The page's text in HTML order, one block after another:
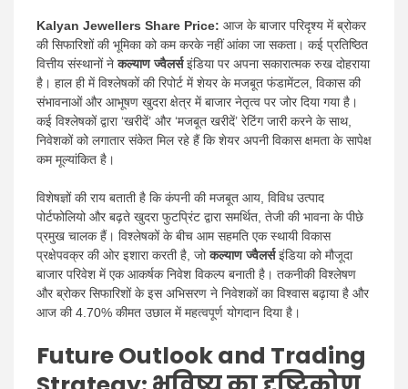
Kalyan Jewellers Share Price: आज के बाजार परिदृश्य में ब्रोकर
की सिफारिशों की भूमिका को कम करके नहीं आंका जा सकता। कई प्रतिष्ठित
वित्तीय संस्थानों नेकल्याण ज्वैलर्सइंडिया पर अपना सकारात्मक रुख दोहराया
है। हाल ही में विश्लेषकों की रिपोर्ट में शेयर के मजबूत फंडामेंटल, विकास की
संभावनाओं और आभूषण खुदरा क्षेत्र में बाजार नेतृत्व पर जोर दिया गया है।
कई विश्लेषकों द्वारा ‘खरीदें’ और ‘मजबूत खरीदें’ रेटिंग जारी करने के साथ,
निवेशकों को लगातार संकेत मिल रहे हैं कि शेयर अपनी विकास क्षमता के सापेक्ष
कम मूल्यांकित है।
विशेषज्ञों की राय बताती है कि कंपनी की मजबूत आय, विविध उत्पाद
पोर्टफोलियो और बढ़ते खुदरा फुटप्रिंट द्वारा समर्थित, तेजी की भावना के पीछे
प्रमुख चालक हैं। विश्लेषकों के बीच आम सहमति एक स्थायी विकास
प्रक्षेपवक्र की ओर इशारा करती है, जोकल्याण ज्वैलर्सइंडिया को मौजूदा
बाजार परिवेश में एक आकर्षक निवेश विकल्प बनाती है। तकनीकी विश्लेषण
और ब्रोकर सिफारिशों के इस अभिसरण ने निवेशकों का विश्वास बढ़ाया है और
आज की 4.70% कीमत उछाल में महत्वपूर्ण योगदान दिया है।
Future Outlook and Trading